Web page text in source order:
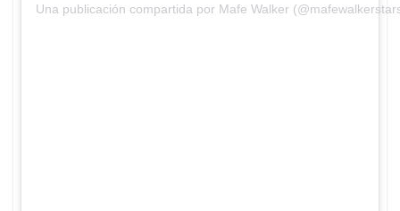
Una publicación compartida por Mafe Walker